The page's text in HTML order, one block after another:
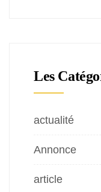
Les
actualité
Annonce
article